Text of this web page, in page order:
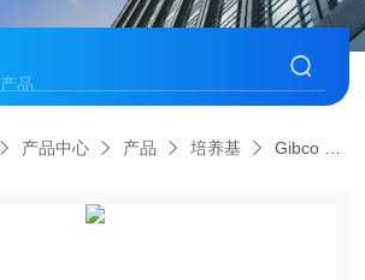
产品中心 产品 培养基 Gibco Ham's F-12营养培养基